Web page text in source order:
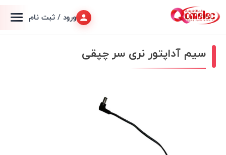
ورود / ثبت نام
سیم آداپتور نری سر چپقی